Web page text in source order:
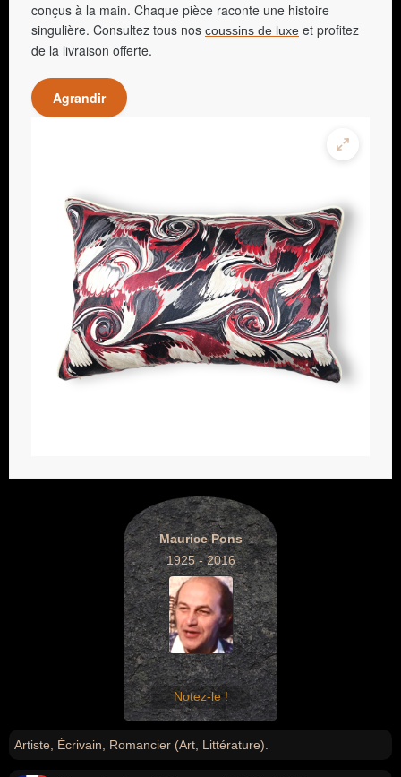
conçus à la main. Chaque pièce raconte une histoire
singulière. Consultez tous nos coussins de luxe et profitez
de la livraison offerte.
Agrandir
Maurice Pons
1925 - 2016
Notez-le !
Artiste, Écrivain, Romancier (Art, Littérature).